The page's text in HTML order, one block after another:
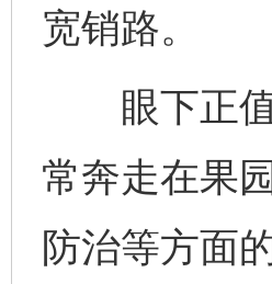
宽销路。
眼下正值
常奔走在果
防治等方面